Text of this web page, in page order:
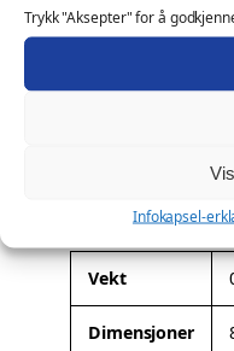
Trykk "Aksepter" for å
Infokapsel-
c
k
messeartikkel og
Ønsker du
spesialtilpasning. Les
Tilleggsinformasjon
A
t
t
Vekt
Dimensjoner